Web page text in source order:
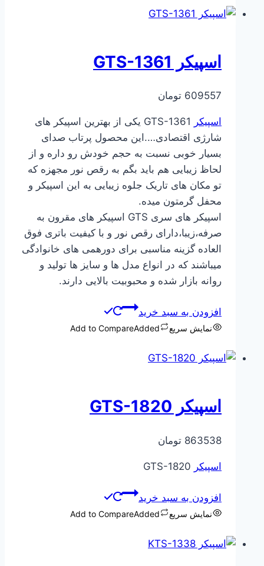
اسپیکر GTS-1361
609557 تومان
اسپیکر
GTS-1361 یکی از بهترین اسپیکر های
شارژی اقتصادی….این محصول پرتاب صدای
بسیار خوبی نسبت به حجم خودش رو داره و از
لحاظ زیبایی هم باید بگم به رقص نور مجهزه که
تو مکان های تاریک جلوه زیبایی به این اسپیکر و
محفل گرمتون میده.
اسپیکر های سری GTS اسپیکر های مقرون به
صرفه،زیبا،دارای رقص نور و با کیفیت باتری فوق
العاده گزینه مناسبی برای دورهمی های خانوادگی
میباشند که در انواع مدل ها و سایز ها تولید و
روانه بازار شده و محبوبیت بالایی دارند.
افزودن به سبد خرید
نمایش سریع Add to CompareAdded
اسپیکر GTS-1820
863538 تومان
اسپیکر
افزودن به سبد خرید
نمایش سریع Add to CompareAdded